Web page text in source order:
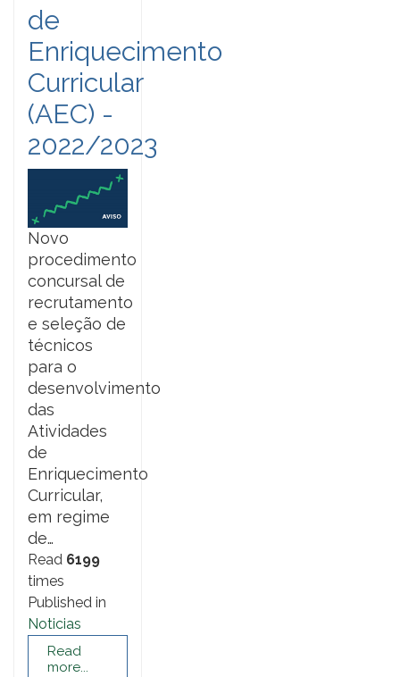
de
Enriquecimento
Curricular
(AEC) -
2022/2023
Novo
procedimento
concursal de
recrutamento
e seleção de
técnicos
para o
desenvolvimento
das
Atividades
de
Enriquecimento
Curricular,
em regime
de…
Read 6199
times
Published in
Noticias
Read
more...